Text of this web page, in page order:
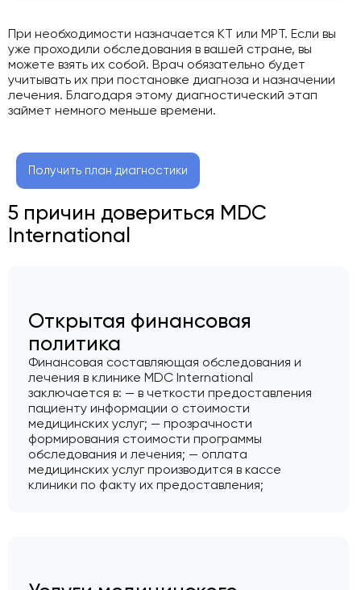
При необходимости назначается КТ или МРТ. Если вы
уже проходили обследования в вашей стране, вы
можете взять их собой. Врач обязательно будет
учитывать их при постановке диагноза и назначении
лечения. Благодаря этому диагностический этап
займет немного меньше времени.
Получить план диагностики
5 причин довериться MDC
International
Открытая финансовая
политика
Финансовая составляющая обследования и
лечения в клинике MDC International
заключается в: — в четкости предоставления
пациенту информации о стоимости
медицинских услуг; — прозрачности
формирования стоимости программы
обследования и лечения; — оплата
медицинских услуг производится в кассе
клиники по факту их предоставления;